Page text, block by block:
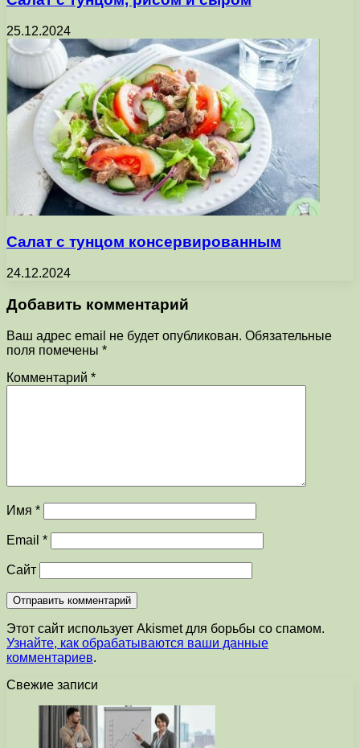
25.12.2024
Салат с тунцом консервированным
24.12.2024
Добавить комментарий
Ваш адрес email не будет опубликован. Обязательные
поля помечены *
Комментарий *
Имя *
Email *
Сайт
Этот сайт использует Akismet для борьбы со спамом.
Узнайте, как обрабатываются ваши данные
комментариев.
Свежие записи